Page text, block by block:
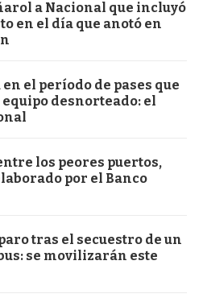
a Nacional que incluyó
en el día que anotó en
el período de pases que
equipo desnorteado: el
los peores puertos,
por el Banco
tras el secuestro de un
se movilizarán este